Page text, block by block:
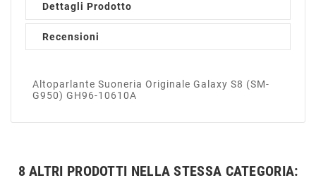
Dettagli Prodotto
Recensioni
Altoparlante Suoneria Originale Galaxy S8 (SM-
G950) GH96-10610A
8 ALTRI PRODOTTI NELLA STESSA CATEGORIA: